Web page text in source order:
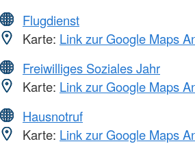
Flugdienst
Karte: Link zur Google Maps
Freiwilliges Soziales Jahr
Karte: Link zur Google Maps
Hausnotruf
Karte: Link zur Google Maps